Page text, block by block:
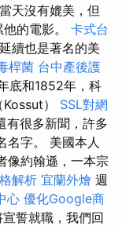
天沒有媲美，但
的電影。 卡式台
續也是著名的美
桿菌 台中產後護
底和1852年，科
） SSL對網
有很多新聞，許多
名字。 美國本人
像約翰遜，一本宗
解析 宜蘭外燴 週
心 優化Google商
誓就職，我們回